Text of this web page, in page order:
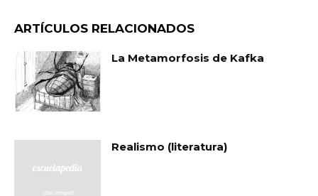
ARTÍCULOS RELACIONADOS
La Metamorfosis de Kafka
Realismo (literatura)